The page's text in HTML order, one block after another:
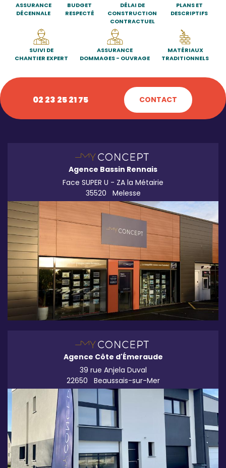
ASSURANCE
DÉCENNALE
BUDGET
RESPECTÉ
DÉLAI DE
CONSTRUCTION
CONTRACTUEL
PLANS ET
DESCRIPTIFS
SUIVI DE
CHANTIER EXPERT
ASSURANCE
DOMMAGES - OUVRAGE
MATÉRIAUX
TRADITIONNELS
02 23 25 21 75 CONTACT
Agence Bassin Rennais
Face SUPER U - ZA la Métairie
35520
Melesse
Agence Côte d'Émeraude
39 rue Anjela Duval
22650
Beaussais-sur-Mer